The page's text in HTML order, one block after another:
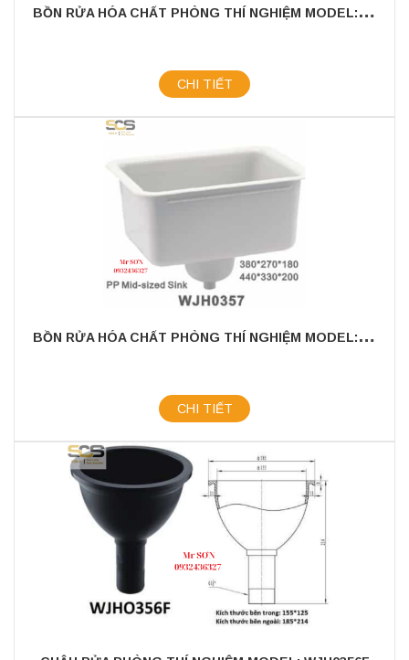
B
ỒN RỬA HÓA CHẤT PHÒNG THÍ NGHIỆM MODEL: WJH0357A
CHI TIẾT
B
ỒN RỬA HÓA CHẤT PHÒNG THÍ NGHIỆM MODEL: WJH0357
CHI TIẾT